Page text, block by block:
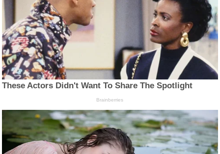
These Actors Didn't Want To Share The Spotlight
Brainberries